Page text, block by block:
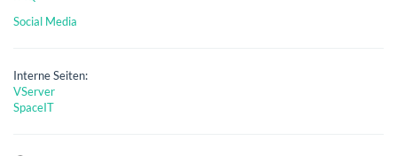
Social Media
Interne Seiten:
VServer
SpaceIT